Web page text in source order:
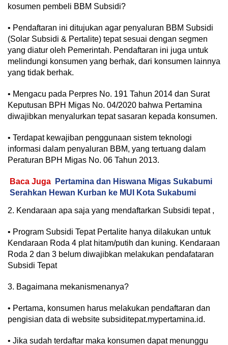
kosumen pembeli BBM Subsidi?
• Pendaftaran ini ditujukan agar penyaluran BBM Subsidi
(Solar Subsidi & Pertalite) tepat sesuai dengan segmen
yang diatur oleh Pemerintah. Pendaftaran ini juga untuk
melindungi konsumen yang berhak, dari konsumen lainnya
yang tidak berhak.
• Mengacu pada Perpres No. 191 Tahun 2014 dan Surat
Keputusan BPH Migas No. 04/2020 bahwa Pertamina
diwajibkan menyalurkan tepat sasaran kepada konsumen.
• Terdapat kewajiban penggunaan sistem teknologi
informasi dalam penyaluran BBM, yang tertuang dalam
Peraturan BPH Migas No. 06 Tahun 2013.
Baca Juga
Pertamina dan Hiswana Migas Sukabumi
Serahkan Hewan Kurban ke MUI Kota Sukabumi
2. Kendaraan apa saja yang mendaftarkan Subsidi tepat ,
• Program Subsidi Tepat Pertalite hanya dilakukan untuk
Kendaraan Roda 4 plat hitam/putih dan kuning. Kendaraan
Roda 2 dan 3 belum diwajibkan melakukan pendafataran
Subsidi Tepat
3. Bagaimana mekanismenanya?
• Pertama, konsumen harus melakukan pendaftaran dan
pengisian data di website subsiditepat.mypertamina.id.
• Jika sudah terdaftar maka konsumen dapat menunggu